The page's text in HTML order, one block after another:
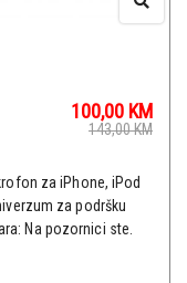
100,00 KM
143,00KM
za iPhone, iPod
za podršku
Na pozornici ste.